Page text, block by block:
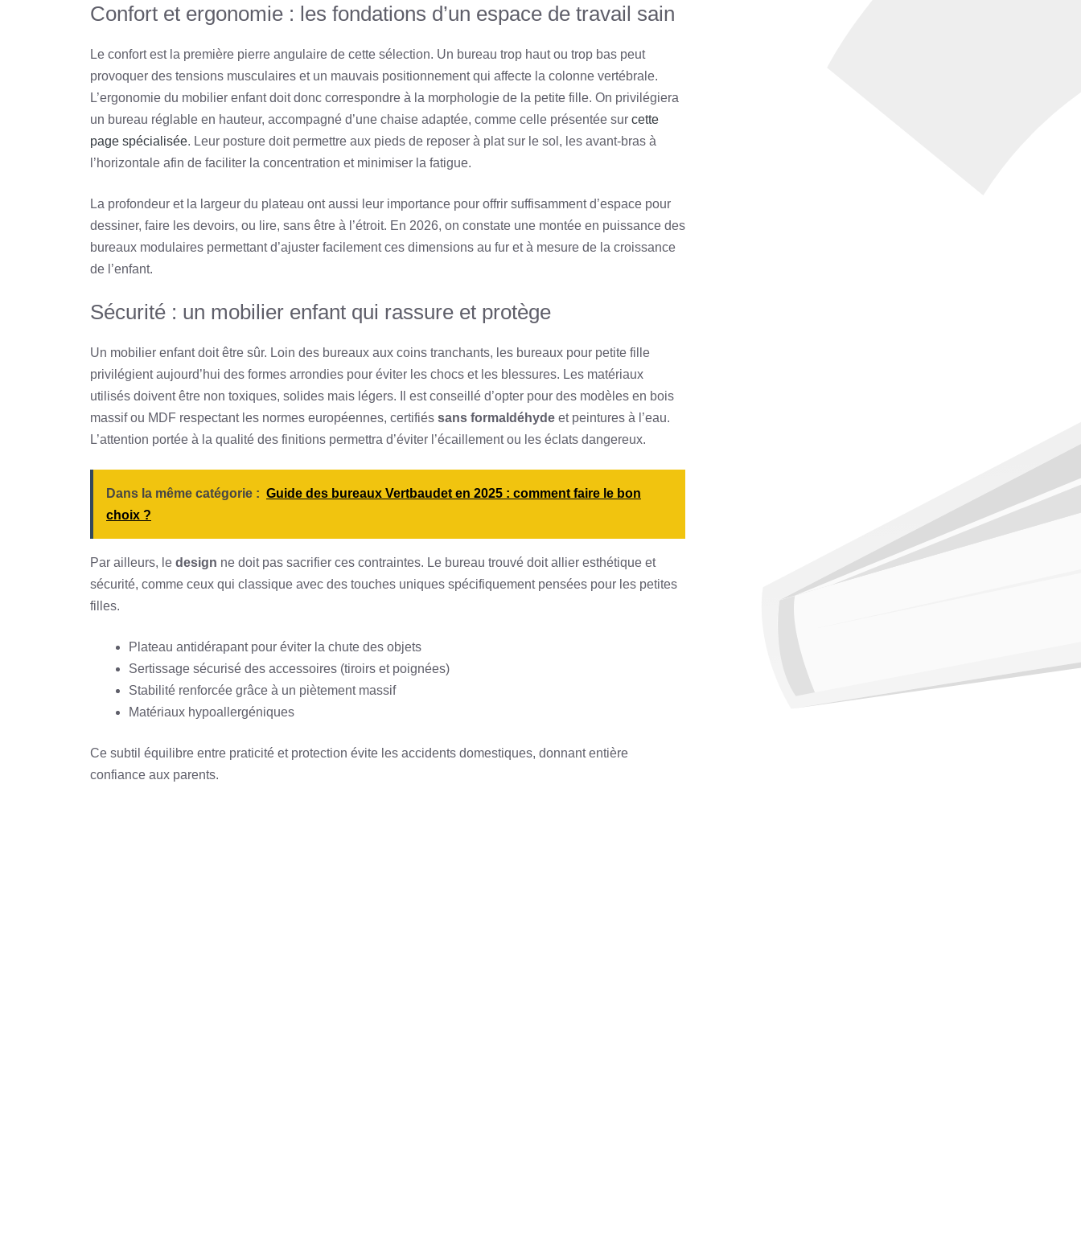
Confort et ergonomie : les fondations d’un espace de travail sain
Le confort est la première pierre angulaire de cette sélection. Un bureau trop haut ou trop bas peut
provoquer des tensions musculaires et un mauvais positionnement qui affecte la colonne vertébrale.
L’ergonomie du mobilier enfant doit donc correspondre à la morphologie de la petite fille. On privilégiera
un bureau réglable en hauteur, accompagné d’une chaise adaptée, comme celle présentée sur cette
page spécialisée. Leur posture doit permettre aux pieds de reposer à plat sur le sol, les avant-bras à
l’horizontale afin de faciliter la concentration et minimiser la fatigue.
La profondeur et la largeur du plateau ont aussi leur importance pour offrir suffisamment d’espace pour
dessiner, faire les devoirs, ou lire, sans être à l’étroit. En 2026, on constate une montée en puissance des
bureaux modulaires permettant d’ajuster facilement ces dimensions au fur et à mesure de la croissance
de l’enfant.
Sécurité : un mobilier enfant qui rassure et protège
Un mobilier enfant doit être sûr. Loin des bureaux aux coins tranchants, les bureaux pour petite fille
privilégient aujourd’hui des formes arrondies pour éviter les chocs et les blessures. Les matériaux
utilisés doivent être non toxiques, solides mais légers. Il est conseillé d’opter pour des modèles en bois
massif ou MDF respectant les normes européennes, certifiés sans formaldéhyde et peintures à l’eau.
L’attention portée à la qualité des finitions permettra d’éviter l’écaillement ou les éclats dangereux.
Dans la même catégorie : Guide des bureaux Vertbaudet en 2025 : comment faire le bon
choix ?
Par ailleurs, le design ne doit pas sacrifier ces contraintes. Le bureau trouvé doit allier esthétique et
sécurité, comme ceux qui classique avec des touches uniques spécifiquement pensées pour les petites
filles.
Plateau antidérapant pour éviter la chute des objets
Sertissage sécurisé des accessoires (tiroirs et poignées)
Stabilité renforcée grâce à un piètement massif
Matériaux hypoallergéniques
Ce subtil équilibre entre praticité et protection évite les accidents domestiques, donnant entière
confiance aux parents.